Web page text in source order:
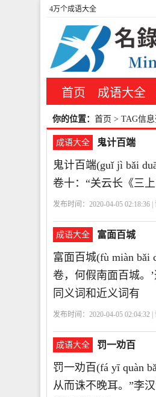
4万个成语大全
首页 成语大全
你的位置： 首页 > TAG信
成语大全 鬼计百端
鬼计百端(guǐ jì bǎi
卷十：“关云长《三
发布时间：2020-04-05 02:18:36 |
成语大全 富面百城
富面百城(fù miàn bǎi
卷，何假南面百城。
同义词和近义词有
发布时间：2020-04-05 02:04:32 |
成语大全 罚一劝百
罚一劝百(fá yī quàn
从而诛不晚耳。”李